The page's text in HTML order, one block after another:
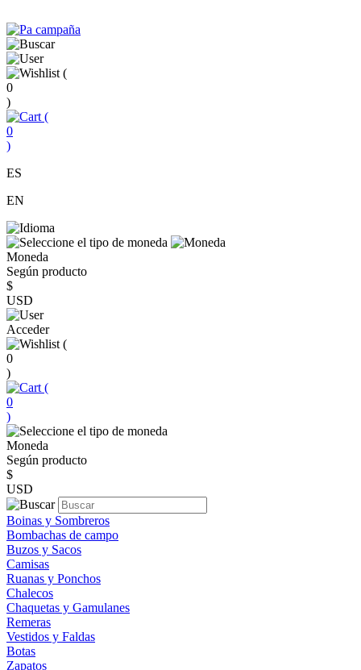
(
0
)
(
0
)
ES
EN
Moneda
Según producto
$
USD
Acceder
(
0
)
(
0
)
Moneda
Según producto
$
USD
Boinas y Sombreros
Bombachas de campo
Buzos y Sacos
Camisas
Ruanas y Ponchos
Chalecos
Chaquetas y Gamulanes
Remeras
Vestidos y Faldas
Botas
Zapatos